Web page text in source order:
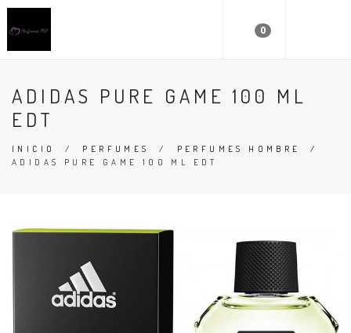
0
ADIDAS PURE GAME 100 ML
EDT
INICIO / PERFUMES / PERFUMES HOMBRE
/
ADIDAS PURE GAME 100 ML EDT